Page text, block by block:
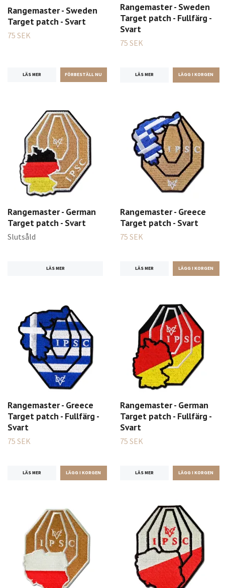
Rangemaster - Sweden
Target patch - Svart
75 SEK
LÄS MER
Rangemaster - Sweden
Target patch - Fullfärg -
Svart
75 SEK
LÄS MER
Rangemaster - German
Target patch - Svart
Slutsåld
LÄS MER
Rangemaster - Greece
Target patch - Svart
75 SEK
LÄS MER
Rangemaster - Greece
Target patch - Fullfärg -
Svart
75 SEK
LÄS MER
Rangemaster - German
Target patch - Fullfärg -
Svart
75 SEK
LÄS MER